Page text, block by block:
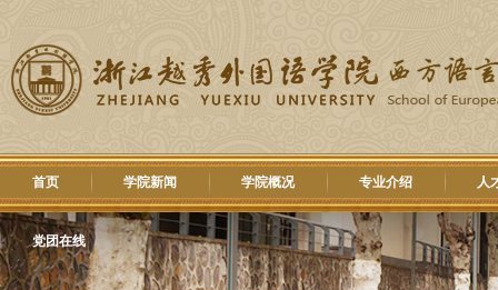
首页 学院新闻 学院概况 专业介绍 人
党团在线